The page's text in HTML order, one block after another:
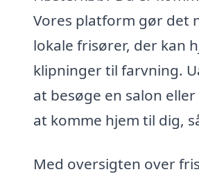
Vores platform gør det
lokale frisører, der kan
klipninger til farvning.
at besøge en salon
at komme hjem til dig,
Med oversigten over